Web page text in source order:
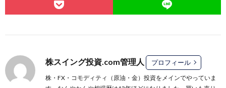
株スイング投資.com管理人 プロフィール
株・FX・コモディティ（原油・金）投資をメインでやっていま